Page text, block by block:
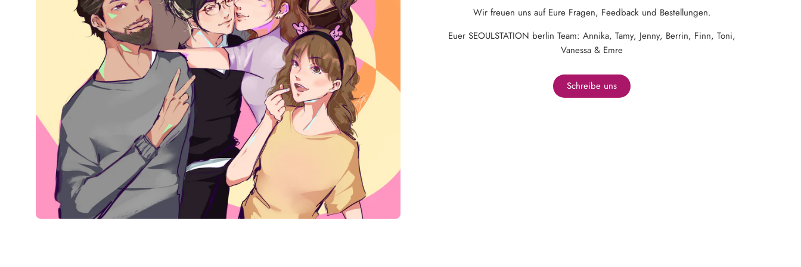
Wir freuen uns auf Eure Fragen, Feedback und Bestellungen.
Euer SEOULSTATION berlin Team: Annika, Tamy, Jenny, Berrin, Finn, Toni,
Vanessa & Emre
Schreibe uns